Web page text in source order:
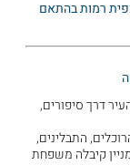
רמות בהתאם
דרך סיפורים,
התבלינים,
קיבלה משפחת